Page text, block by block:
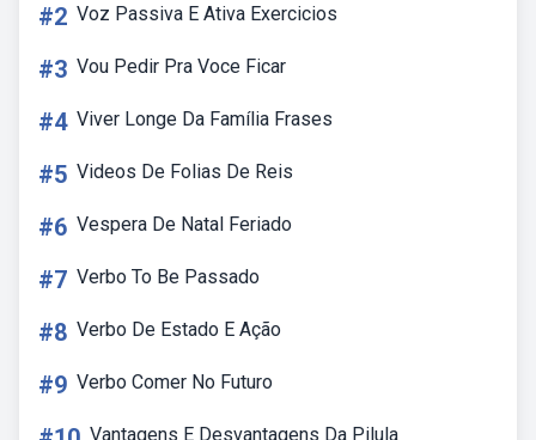
#2 Voz Passiva E Ativa Exercicios
#3 Vou Pedir Pra Voce Ficar
#4 Viver Longe Da Família Frases
#5 Videos De Folias De Reis
#6 Vespera De Natal Feriado
#7 Verbo To Be Passado
#8 Verbo De Estado E Ação
#9 Verbo Comer No Futuro
Vantagens E Desvantagens Da Pilula